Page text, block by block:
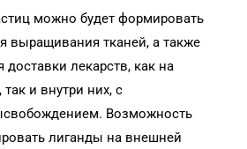
можно будет формировать
выращивания тканей, а также
доставки лекарств, как на
и внутри них, с
Возможность
лиганды на внешней